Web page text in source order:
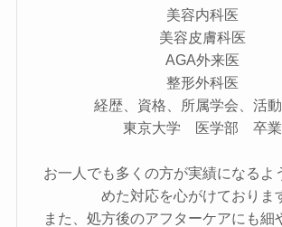
美容内科医
美容皮膚科医
AGA外来医
整形外科医
経歴、資格、所属学会、活
東京大学 医学部 卒業
お一人でも多くの方が実績になるよ
めた対応を心がけておりま
また、処方後のアフターケアにも細